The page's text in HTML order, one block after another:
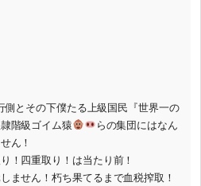
側とその下僕たる上級国民『世界一の
階級ゴイム猿
らの集団にはなん
ん！
！四重取り！は当たり前！
ません！朽ち果てるまで血税搾取！